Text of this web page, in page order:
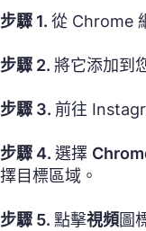
步驟 1. 從 Chrome
步驟 2. 將它添加到
步驟 3. 前往
步驟 4. 選擇
擇目標區域。
步驟 5. 點擊視頻圖